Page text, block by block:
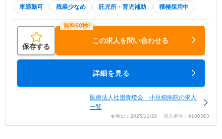
車通勤可 残業少なめ 託児所・育児補助 積極採用中
保存する
この求人を問い合わせる
詳細を見る
医療法人社団青燈会 小豆畑病院の求人
一覧
更新日：2025/11/28 求人番号：9100363